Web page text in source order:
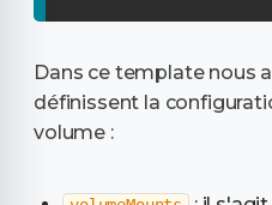
Dans ce template nous
définissent la
volume :